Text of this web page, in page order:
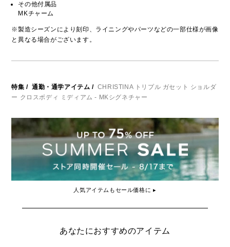
その他付属品
MKチャーム
※製造シーズンにより刻印、ライニングやパーツなどの一部仕様が画像
と異なる場合がございます。
特集 / 通勤・通学アイテム / CHRISTINA トリプル ガセット ショルダ
ー クロスボディ ミディアム - MKシグネチャー
人気アイテムもセール価格に ▸
あなたにおすすめのアイテム